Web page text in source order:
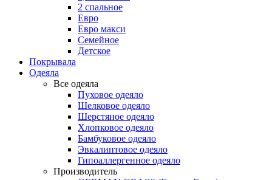
2 спальное
Евро
Евро макси
Семейное
Детское
Покрывала
Одеяла
Все одеяла
Пуховое одеяло
Шелковое одеяло
Шерстяное одеяло
Хлопковое одеяло
Бамбуковое одеяло
Эвкалиптовое одеяло
Гипоаллергенное одеяло
Производитель